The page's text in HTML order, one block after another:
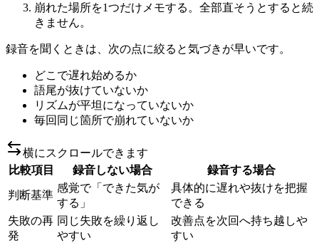
崩れた場所を1つだけメモする。全部直そうとすると続
きません。
録音を聞くときは、次の点に絞ると気づきが早いです。
どこで遅れ始めるか
語尾が抜けていないか
リズムが平坦になっていないか
毎回同じ箇所で崩れていないか
横にスクロールできます
比較項目
録音しない場合 録音する場合
判断基準
感覚で「できた気が
する」
具体的に遅れや抜けを把握
できる
失敗の再
発
同じ失敗を繰り返し
やすい
改善点を次回へ持ち越しや
すい